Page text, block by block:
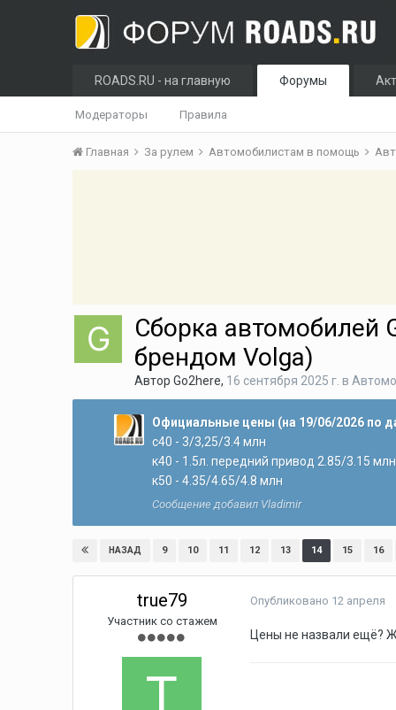
ROADS.RU - на главную Форумы
Модераторы Правила
Главная За рулем Автомобилистам в помощь
Сборка автомобилей
брендом Volga)
АвторGo2here, 16 сентября 2025 г. в
Официальные цены (на 19/06/2026 по
с40 - 3/3,25/3.4 млн
к40 - 1.5л. передний привод 2.85/3.15
к50 - 4.35/4.65/4.8 млн
Сообщение добавил Vladimir
НАЗАД 9 10 11 12 13 14 15 16
true79
Участник со стажем
Опубликовано 12 апреля
Цены не назвали ещё?